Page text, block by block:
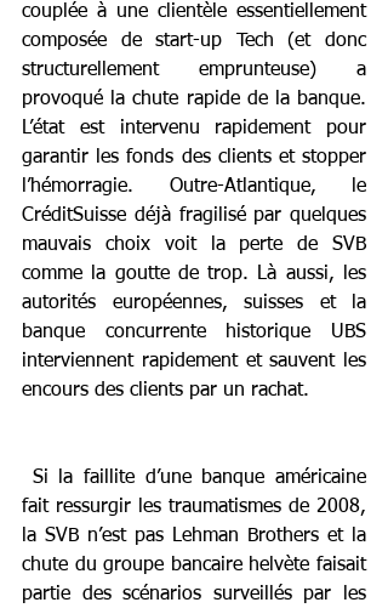
couplée à une clientèle essentiellement
composée de start-up Tech (et donc
structurellement emprunteuse) a
provoqué la chute rapide de la banque.
L’état est intervenu rapidement pour
garantir les fonds des clients et stopper
l’hémorragie. Outre-Atlantique, le
CréditSuisse déjà fragilisé par quelques
mauvais choix voit la perte de SVB
comme la goutte de trop. Là aussi, les
autorités européennes, suisses et la
banque concurrente historique UBS
interviennent rapidement et sauvent les
encours des clients par un rachat.
fait ressurgir les traumatismes de 2008,
la SVB n’est pas Lehman Brothers et la
chute du groupe bancaire helvète faisait
partie des scénarios surveillés par les